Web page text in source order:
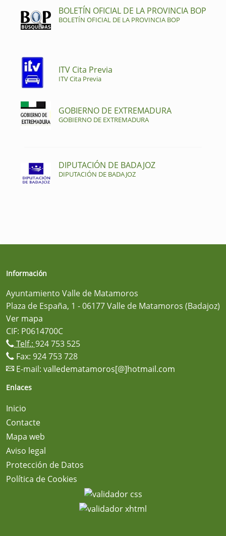
BOLETÍN OFICIAL DE LA PROVINCIA BOP
BOLETÍN OFICIAL DE LA PROVINCIA BOP
ITV Cita Previa
ITV Cita Previa
GOBIERNO DE EXTREMADURA
GOBIERNO DE EXTREMADURA
DIPUTACIÓN DE BADAJOZ
DIPUTACIÓN DE BADAJOZ
Información
Ayuntamiento Valle de Matamoros
Plaza de España, 1 - 06177 Valle de Matamoros (Badajoz)
Ver mapa
CIF: P0614700C
Telf.: 924 753 525
Fax: 924 753 728
E-mail: valledematamoros[@]hotmail.com
Enlaces
Inicio
Contacte
Mapa web
Aviso legal
Protección de Datos
Política de Cookies